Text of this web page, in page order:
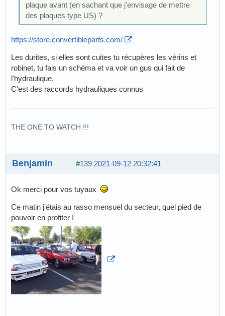
plaque avant (en sachant que j'envisage de mettre
des plaques type US) ?
https://store.convertibleparts.com/
Les durites, si elles sont cuites tu récupères les vérins et
robinet, tu fais un schéma et va voir un gus qui fait de
l'hydraulique.
C'est des raccords hydrauliques connus
THE ONE TO WATCH !!!
#139 2021-09-12 20:32:41
Benjamin
Ok merci pour vos tuyaux
Ce matin j'étais au rasso mensuel du secteur, quel pied de
pouvoir en profiter !